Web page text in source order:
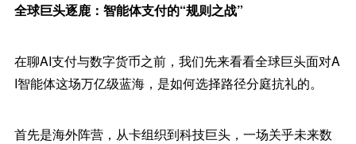
全球巨头逐鹿：智能体支付的“规则之战”
在聊AI支付与数字货币之前，我们先来看看全球巨头面对A
I智能体这场万亿级蓝海，是如何选择路径分庭抗礼的。
首先是海外阵营，从卡组织到科技巨头，一场关乎未来数